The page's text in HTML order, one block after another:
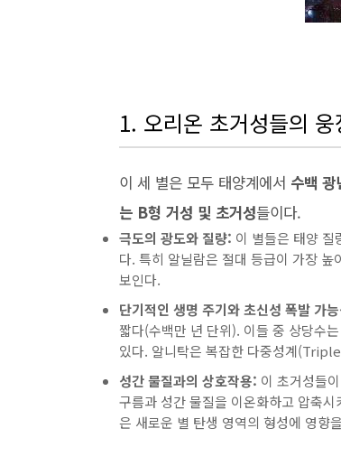
1. 오리온 초거성들의 웅
이 세 별은 모두 태양계에서 수백 광
는 B형 거성 및 초거성들이다.
극도의 광도와 질량: 이 별들은 태양 질
다. 특히 알닐람은 절대 등급이 가장
보인다.
단기적인 생명 주기와 초신성 폭발 가
짧다(수백만 년 단위). 이들 중 상당수
있다. 알니탁은 복잡한 다중성계
성간 물질과의 상호작용: 이 초거성들
구름과 성간 물질을 이온화하고 압축
은 새로운 별 탄생 영역의 형성에 영향